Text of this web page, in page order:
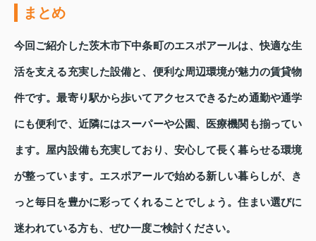
まとめ
今回ご紹介した茨木市下中条町のエスポアールは、快適な生
活を支える充実した設備と、便利な周辺環境が魅力の賃貸物
件です。最寄り駅から歩いてアクセスできるため通勤や通学
にも便利で、近隣にはスーパーや公園、医療機関も揃ってい
ます。屋内設備も充実しており、安心して長く暮らせる環境
が整っています。エスポアールで始める新しい暮らしが、き
っと毎日を豊かに彩ってくれることでしょう。住まい選びに
迷われている方も、ぜひ一度ご検討ください。